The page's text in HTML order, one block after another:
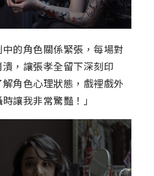
的角色關係緊張，每場對
，讓張孝全留下深刻印
角色心理狀態，戲裡戲外
讓我非常驚豔！」